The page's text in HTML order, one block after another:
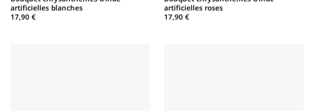
artificielles blanches
17,90 €
artificielles roses
17,90 €